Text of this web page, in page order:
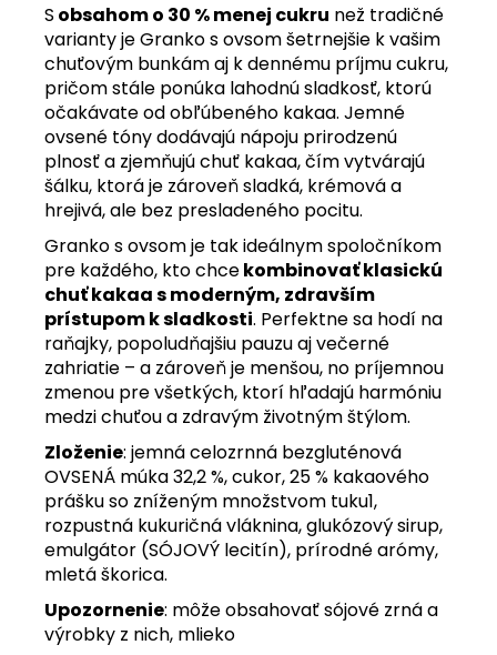
S obsahom o 30 % menej cukru než tradičné
varianty je Granko s ovsom šetrnejšie k vašim
chuťovým bunkám aj k dennému príjmu cukru,
pričom stále ponúka lahodnú sladkosť, ktorú
očakávate od obľúbeného kakaa. Jemné
ovsené tóny dodávajú nápoju prirodzenú
plnosť a zjemňujú chuť kakaa, čím vytvárajú
šálku, ktorá je zároveň sladká, krémová a
hrejivá, ale bez presladeného pocitu.
Granko s ovsom je tak ideálnym spoločníkom
pre každého, kto chcekombinovať klasickú
chuť kakaa s moderným, zdravším
prístupom k sladkosti. Perfektne sa hodí na
raňajky, popoludňajšiu pauzu aj večerné
zahriatie – a zároveň je menšou, no príjemnou
zmenou pre všetkých, ktorí hľadajú harmóniu
medzi chuťou a zdravým životným štýlom.
Zloženie: jemná celozrnná bezgluténová
OVSENÁ múka 32,2 %, cukor, 25 % kakaového
prášku so zníženým množstvom tuku1,
rozpustná kukuričná vláknina, glukózový sirup,
emulgátor (SÓJOVÝ lecitín), prírodné arómy,
mletá škorica.
Upozornenie: môže obsahovať sójové zrná a
výrobky z nich, mlieko